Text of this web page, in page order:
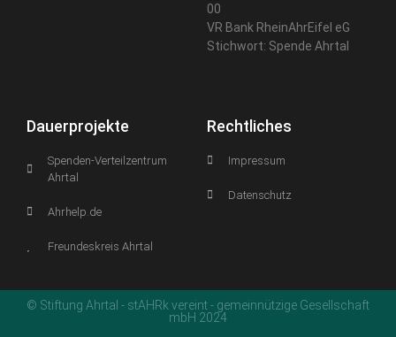
00
VR Bank RheinAhrEifel eG
Stichwort: Spende Ahrtal
Dauerprojekte
Spenden-Verteilzentrum
Ahrtal
Ahrhelp.de
Freundeskreis Ahrtal
Rechtliches
Impressum
Datenschutz
© Stiftung Ahrtal - stAHRk vereint - gemeinnützige Gesellschaft
mbH 2024